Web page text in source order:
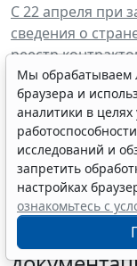
С 22 апреля при
сведения о
реестр
Нерабочий
кадровиков
Минстрой
порядок
Мы обрабатываем
браузера и
аналитики в
исследований и
запретить
настройках
ознакомьтесь с